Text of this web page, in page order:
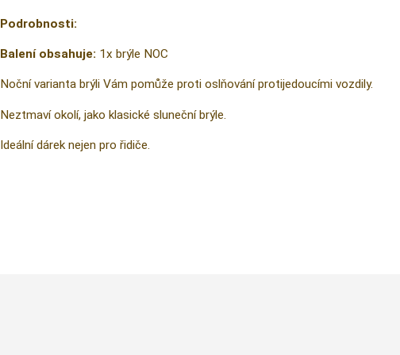
Podrobnosti:
Balení obsahuje: 1x brýle NOC
Noční varianta brýli Vám pomůže proti oslňování protijedoucími vozdily.
Neztmaví okolí, jako klasické sluneční brýle.
Ideální dárek nejen pro řidiče.